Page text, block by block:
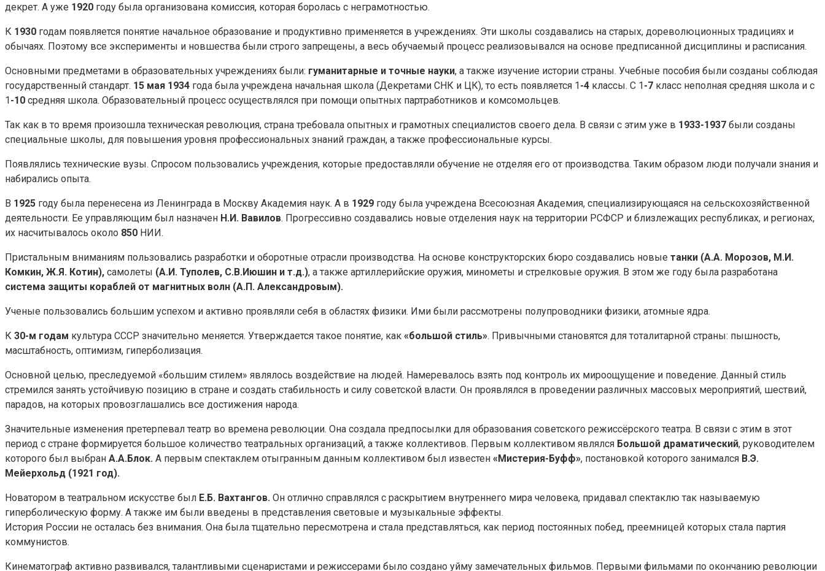
декрет. А уже 1920 году была организована комиссия, которая боролась с неграмотностью.
К 1930 годам появляется понятие начальное образование и продуктивно применяется в учреждениях. Эти школы создавались на старых, дореволюционных традициях и
обычаях. Поэтому все эксперименты и новшества были строго запрещены, а весь обучаемый процесс реализовывался на основе предписанной дисциплины и расписания.
Основными предметами в образовательных учреждениях были: гуманитарные и точные науки, а также изучение истории страны. Учебные пособия были созданы соблюдая
государственный стандарт. 15 мая 1934 года была учреждена начальная школа (Декретами СНК и ЦК), то есть появляется 1-4 классы. С 1-7 класс неполная средняя школа и с
1-10 средняя школа. Образовательный процесс осуществлялся при помощи опытных партработников и комсомольцев.
Так как в то время произошла техническая революция, страна требовала опытных и грамотных специалистов своего дела. В связи с этим уже в 1933-1937 были созданы
специальные школы, для повышения уровня профессиональных знаний граждан, а также профессиональные курсы.
Появлялись технические вузы. Спросом пользовались учреждения, которые предоставляли обучение не отделяя его от производства. Таким образом люди получали знания и
набирались опыта.
В 1925 году была перенесена из Ленинграда в Москву Академия наук. А в 1929 году была учреждена Всесоюзная Академия, специализирующаяся на сельскохозяйственной
деятельности. Ее управляющим был назначен Н.И. Вавилов. Прогрессивно создавались новые отделения наук на территории РСФСР и близлежащих республиках, и регионах,
их насчитывалось около 850 НИИ.
Пристальным вниманиям пользовались разработки и оборотные отрасли производства. На основе конструкторских бюро создавались новые танки (А.А. Морозов, М.И.
Комкин, Ж.Я. Котин), самолеты (А.И. Туполев, С.В.Июшин и т.д.), а также артиллерийские оружия, минометы и стрелковые оружия. В этом же году была разработана
система защиты кораблей от магнитных волн (А.П. Александровым).
Ученые пользовались большим успехом и активно проявляли себя в областях физики. Ими были рассмотрены полупроводники физики, атомные ядра.
К 30-м годам культура СССР значительно меняется. Утверждается такое понятие, как «большой стиль». Привычными становятся для тоталитарной страны: пышность,
масштабность, оптимизм, гиперболизация.
Основной целью, преследуемой «большим стилем» являлось воздействие на людей. Намеревалось взять под контроль их мироощущение и поведение. Данный стиль
стремился занять устойчивую позицию в стране и создать стабильность и силу советской власти. Он проявлялся в проведении различных массовых мероприятий, шествий,
парадов, на которых провозглашались все достижения народа.
Значительные изменения претерпевал театр во времена революции. Она создала предпосылки для образования советского режиссёрского театра. В связи с этим в этот
период с стране формируется большое количество театральных организаций, а также коллективов. Первым коллективом являлся Большой драматический, руководителем
которого был выбран А.А.Блок. А первым спектаклем отыгранным данным коллективом был известен «Мистерия-Буфф», постановкой которого занимался В.Э.
Мейерхольд (1921 год).
Новатором в театральном искусстве был Е.Б. Вахтангов. Он отлично справлялся с раскрытием внутреннего мира человека, придавал спектаклю так называемую
гиперболическую форму. А также им были введены в представления световые и музыкальные эффекты.
История России не осталась без внимания. Она была тщательно пересмотрена и стала представляться, как период постоянных побед, преемницей которых стала партия
коммунистов.
Кинематограф активно развивался, талантливыми сценаристами и режиссерами было создано уйму замечательных фильмов. Первыми фильмами по окончанию революции